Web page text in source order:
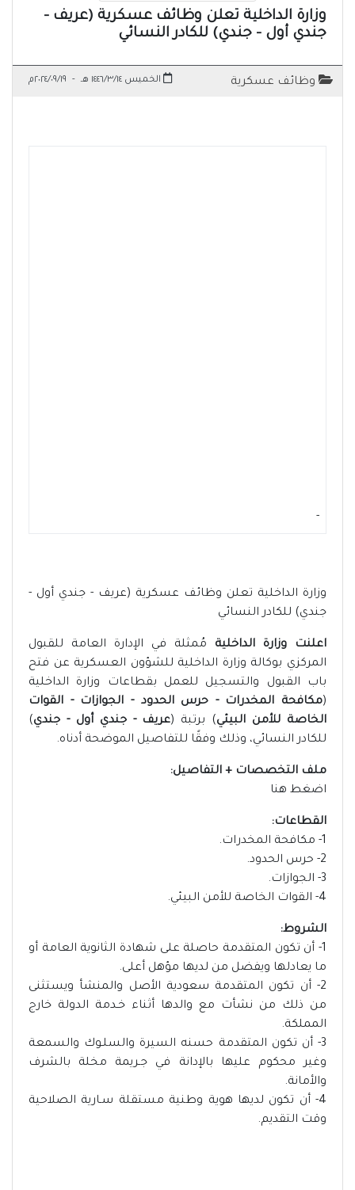
وزارة الداخلية تعلن وظائف عسكرية (عريف -
جندي أول - جندي) للكادر النسائي
وظائف عسكرية الخميس ١٤٤٦/٣/١٤ هـ - ٢٠٢٤/٠٩/١٩م
-
وزارة الداخلية تعلن وظائف عسكرية (عريف - جندي أول -
جندي) للكادر النسائي
اعلنت وزارة الداخلية مُمثلة في الإدارة العامة للقبول
المركزي بوكالة وزارة الداخلية للشؤون العسكرية عن فتح
باب القبول والتسجيل للعمل بقطاعات وزارة الداخلية
(مكافحة المخدرات - حرس الحدود - الجوازات - القوات
الخاصة للأمن البيئي) برتبة (عريف - جندي أول - جندي)
للكادر النسائي، وذلك وفقًا للتفاصيل الموضحة أدناه.
ملف التخصصات + التفاصيل:
اضغط هنا
القطاعات:
1- مكافحة المخدرات.
2- حرس الحدود.
3- الجوازات.
4- القوات الخاصة للأمن البيئي.
الشروط:
1- أن تكون المتقدمة حاصلة على شهادة الثانوية العامة أو
ما يعادلها ويفضل من لديها مؤهل أعلى.
2- أن تكون المتقدمة سعودية الأصل والمنشأ ويستثنى
من ذلك من نشأت مع والدها أثناء خـدمة الدولة خارج
المملكة.
3- أن تكون المتقدمة حسنه السيرة والسلـوك والسمعة
وغير محكوم عليها بالإدانة في جـريمة مخلة بالشرف
والأمانة.
4- أن تكون لديها هوية وطنية مستقلة سـارية الصلاحية
وقت التقديم.